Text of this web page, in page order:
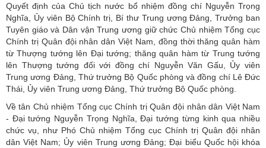
Quyết định của Chủ tịch nước bổ nhiệm đồng chí Nguyễn Trọng
Nghĩa, Ủy viên Bộ Chính trị, Bí thư Trung ương Đảng, Trưởng ban
Tuyên giáo và Dân vận Trung ương giữ chức Chủ nhiệm Tổng cục
Chính trị Quân đội nhân dân Việt Nam, đồng thời thăng quân hàm
từ Thượng tướng lên Đại tướng; thăng quân hàm từ Trung tướng
lên Thượng tướng đối với đồng chí Nguyễn Văn Gấu, Ủy viên
Trung ương Đảng, Thứ trưởng Bộ Quốc phòng và đồng chí Lê Đức
Thái, Ủy viên Trung ương Đảng, Thứ trưởng Bộ Quốc phòng.
Về tân Chủ nhiệm Tổng cục Chính trị Quân đội nhân dân Việt Nam
- Đại tướng Nguyễn Trọng Nghĩa, Đại tướng từng kinh qua nhiều
chức vụ, như Phó Chủ nhiệm Tổng cục Chính trị Quân đội nhân
dân Việt Nam; Ủy viên Trung ương Đảng; Đại biểu Quốc hội khóa